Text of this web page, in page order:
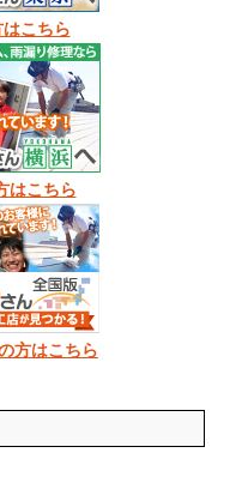
こちら
はこちら
方はこちら